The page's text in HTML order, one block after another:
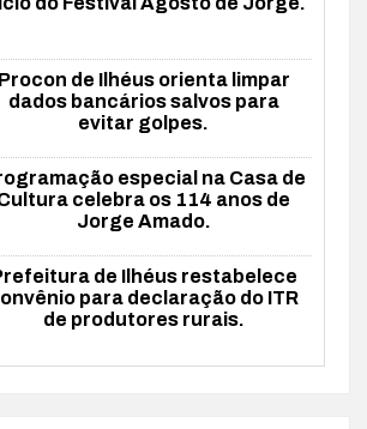
Procon de Ilhéus orienta limpar
dados bancários salvos para
evitar golpes.
especial na Casa de
celebra os 114 anos de
Jorge Amado.
de Ilhéus restabelece
para declaração do ITR
de produtores rurais.